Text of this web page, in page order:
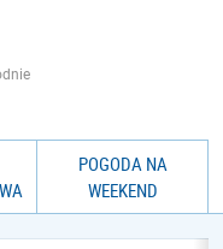
POGODA NA
WEEKEND